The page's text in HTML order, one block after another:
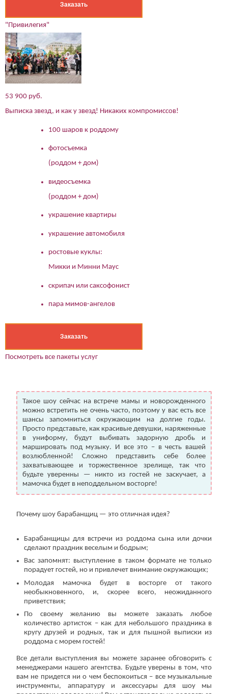
Заказать
"Привилегия"
53 900 руб.
Выписка звезд, и как у звезд! Никаких компромиссов!
100 шаров к роддому
фотосъемка
(роддом + дом)
видеосъемка
(роддом + дом)
украшение квартиры
украшение автомобиля
ростовые куклы:
Микки и Минни Маус
скрипач или саксофонист
пара мимов-ангелов
Заказать
Посмотреть все пакеты услуг
Такое шоу сейчас на встрече мамы и новорожденного
можно встретить не очень часто, поэтому у вас есть все
шансы запомниться окружающим на долгие годы.
Просто представьте, как красивые девушки, наряженные
в униформу, будут выбивать задорную дробь и
маршировать под музыку. И все это – в честь вашей
возлюбленной! Сложно представить себе более
захватывающее и торжественное зрелище, так что
будьте уверенны — никто из гостей не заскучает, а
мамочка будет в неподдельном восторге!
Почему шоу барабанщиц — это отличная идея?
Барабанщицы для встречи из роддома сына или дочки
сделают праздник веселым и бодрым;
Вас запомнят: выступление в таком формате не только
порадует гостей, но и привлечет внимание окружающих;
Молодая мамочка будет в восторге от такого
необыкновенного, и, скорее всего, неожиданного
приветствия;
По своему желанию вы можете заказать любое
количество артисток – как для небольшого праздника в
кругу друзей и родных, так и для пышной выписки из
роддома с морем гостей!
Все детали выступления вы можете заранее обговорить с
менеджерами нашего агентства. Будьте уверены в том, что
вам не придется ни о чем беспокоиться – все музыкальные
инструменты, аппаратуру и аксессуары для шоу мы